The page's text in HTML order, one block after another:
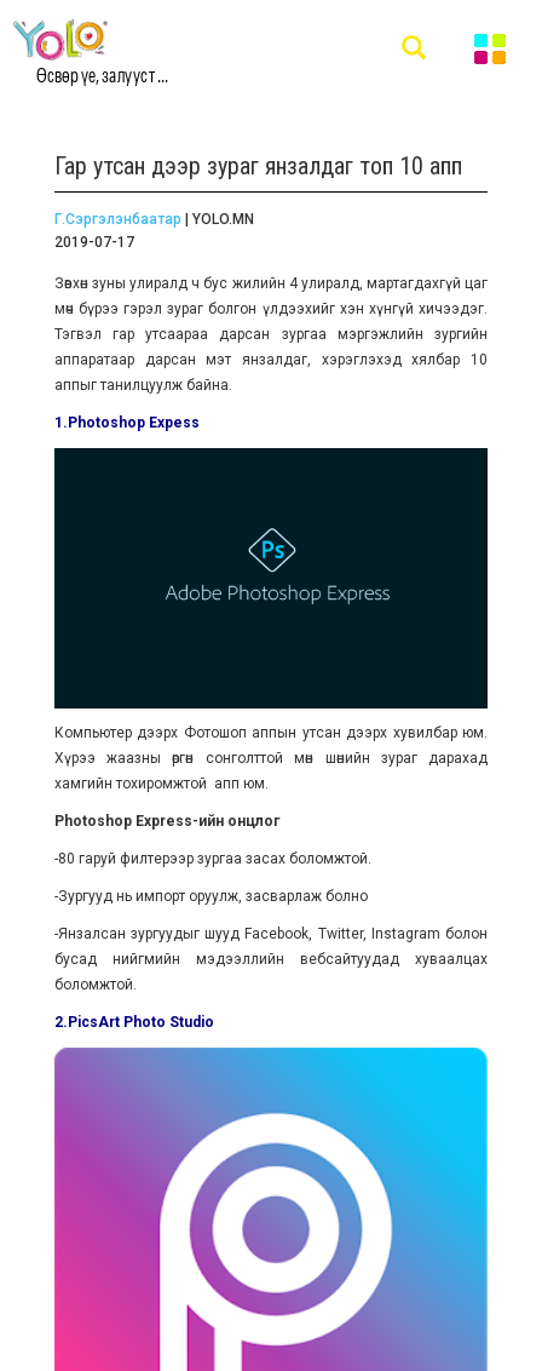
Өсвөр үе, залууст ...
Гар утсан дээр зураг янзалдаг топ 10 апп
Г.Сэргэлэнбаатар | YOLO.MN
2019-07-17
Зөвхөн зуны улиралд ч бус жилийн 4 улиралд, мартагдахгүй цаг
мөч бүрээ гэрэл зураг болгон үлдээхийг хэн хүнгүй хичээдэг.
Тэгвэл гар утсаараа дарсан зургаа мэргэжлийн зургийн
аппаратаар дарсан мэт янзалдаг, хэрэглэхэд хялбар 10
аппыг танилцуулж байна.
1.Photoshop Expess
Компьютер дээрх Фотошоп аппын утсан дээрх хувилбар юм.
Хүрээ жаазны өргөн сонголттой мөн шөнийн зураг дарахад
хамгийн тохиромжтой апп юм.
Photoshop Express-ийн онцлог
-80 гаруй филтерээр зургаа засах боломжтой.
-Зургууд нь импорт оруулж, засварлаж болно
-Янзалсан зургуудыг шууд Facebook, Twitter, Instagram болон
бусад нийгмийн мэдээллийн вебсайтуудад хуваалцах
боломжтой.
2.PicsArt Photo Studio